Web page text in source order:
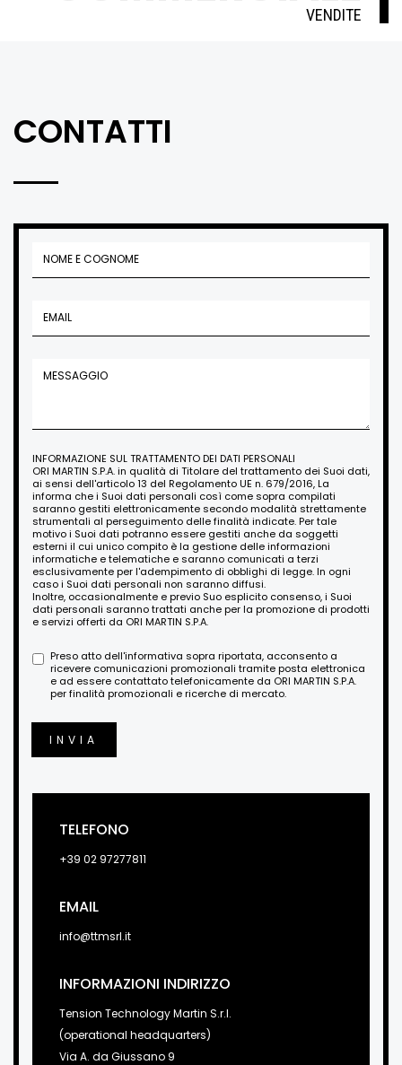
VENDITE
CONTATTI
INFORMAZIONE SUL TRATTAMENTO DEI DATI PERSONALI
ORI MARTIN S.P.A. in qualità di Titolare del trattamento dei Suoi dati,
ai sensi dell'articolo 13 del Regolamento UE n. 679/2016, La
informa che i Suoi dati personali così come sopra compilati
saranno gestiti elettronicamente secondo modalità strettamente
strumentali al perseguimento delle finalità indicate. Per tale
motivo i Suoi dati potranno essere gestiti anche da soggetti
esterni il cui unico compito è la gestione delle informazioni
informatiche e telematiche e saranno comunicati a terzi
esclusivamente per l'adempimento di obblighi di legge. In ogni
caso i Suoi dati personali non saranno diffusi.
Inoltre, occasionalmente e previo Suo esplicito consenso, i Suoi
dati personali saranno trattati anche per la promozione di prodotti
e servizi offerti da ORI MARTIN S.P.A.
Preso atto dell'informativa sopra riportata, acconsento a
ricevere comunicazioni promozionali tramite posta elettronica
e ad essere contattato telefonicamente da ORI MARTIN S.P.A.
per finalità promozionali e ricerche di mercato.
INVIA
TELEFONO
+39 02 97277811
EMAIL
info@ttmsrl.it
INFORMAZIONI INDIRIZZO
Tension Technology Martin S.r.l.
(operational headquarters)
Via A. da Giussano 9